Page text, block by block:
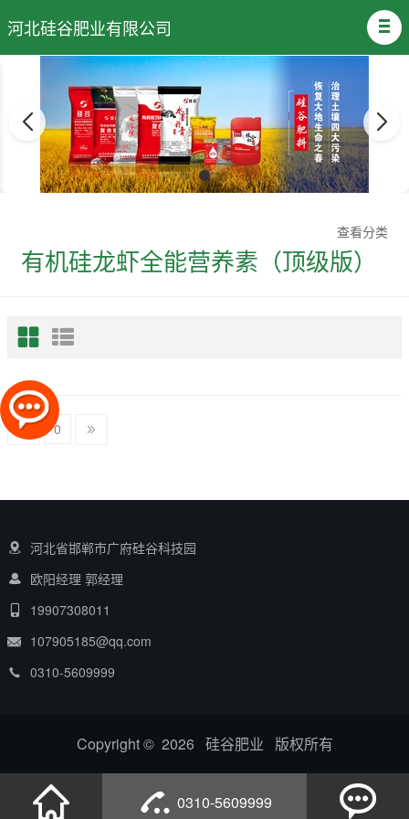
河北硅谷肥业有限公司
查看分类
有机硅龙虾全能营养素（顶级版）
0
河北省邯郸市广府硅谷科技园
欧阳经理 郭经理
19907308011
107905185@qq.com
0310-5609999
Copyright © 2026 硅谷肥业 版权所有
0310-5609999